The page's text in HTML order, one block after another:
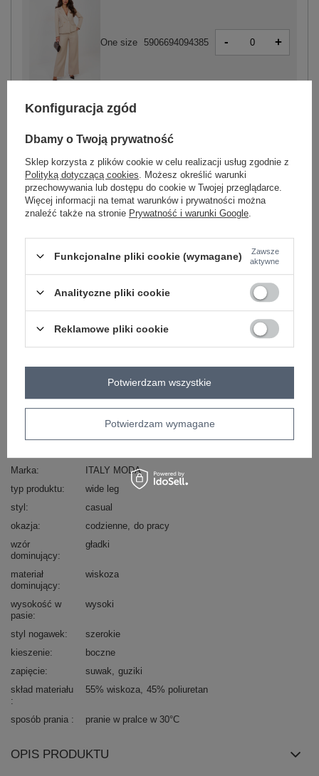
One size 5906694094385 - +
One size 5906694094354 -
ZALOGUJ SIĘ I ZOBACZ CENĘ
skład materiału : 55% wiskoza, 45% poliuretan
sposób prania : pranie w pralce w 30°C
Marka
ITALY MODA
typ produktu
wide leg
styl
casual
okazja
codzienne do pracy
wzór
dominujący
gładki
materiał
dominujący
wiskoza
wysokość w
pasie
wysoki
styl nogawek
szerokie
kieszenie
boczne
zapięcie
suwak
guziki
skład materiału
55% wiskoza 45% poliuretan
sposób prania pranie w pralce w 30°C
OPIS PRODUKTU
Konfiguracja zgód
Dbamy o Twoją prywatność
Sklep korzysta z plików cookie w celu realizacji usług zgodnie z
Polityką dotyczącą cookies . Możesz określić warunki
przechowywania lub dostępu do cookie w Twojej przeglądarce.
Więcej informacji na temat warunków i prywatności można
znaleźć także na stronie Prywatność i warunki Google
Funkcjonalne pliki cookie (wymagane)
Zawsze
aktywne
Analityczne pliki cookie
Reklamowe pliki cookie
Potwierdzam wymagane
Potwierdzam wszystkie